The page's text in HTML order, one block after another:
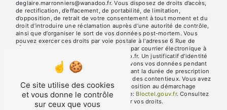
deglaire.marronniers@wanadoo.fr. Vous disposez de droits d’accès,
de rectification, d’effacement, de portabilité, de limitation,
d’opposition, de retrait de votre consentement à tout moment et du
droit d’introduire une réclamation auprès d’une autorité de contrôle,
ainsi que d’organiser le sort de vos données post-mortem. Vous
pouvez exercer ces droits par voie postale à l'adresse 6 Rue de
l'Église, 08390 Les Petites-Armoises ou par courrier électronique à
l'adresse deglaire.marronniers@wanadoo.fr. Un justificatif d'identité
pourra vous être demandé. Nous conservons vos données pendant
la période de prise de contact puis pendant la durée de prescription
légale aux fins probatoires et de gestion des contentieux. Vous avez
le droit de vous inscrire sur la liste d'opposition au démarchage
téléphonique, disponible à cette adresse: Bloctel.gouv.fr. Consultez
le site cnil.fr pour plus d’informations sur vos droits.
Ce site utilise des cookies
et vous donne le contrôle
sur ceux que vous